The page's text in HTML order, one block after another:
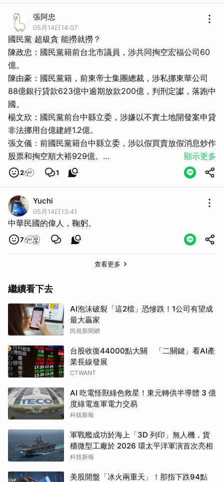
張阿忠
05月14日14:07
國民黨 超級貪 能撈就撈？
陳政忠：國民黨籍前台北市議員，涉共同掏空宏福公司60
億。
陳由豪：國民黨籍，前東帝士集團總裁，涉私挪東華公司
88億銀行貸款623億中逾期放款200億，判刑定讞，落跑中
國。
楊文欣：國民黨前台中縣立委，涉嫌以不實土地開發案申貸
非法挪用台億建經1.2億。
張文儀：前國民黨籍台中縣立委，涉以假買賣放假消息炒作
股票和掏空順大裕929億。
張萬利：國民黨籍，前景文集團董事長，涉行賄超貸掏空景
王又曾：前國民黨中常委，掏空力霸集團百億，判刑定讞，
落跑海外。
王玉雲：前國民黨籍高雄市長，涉中興銀行超貸案違法放貸
80億。
王志雄：前國民黨籍高雄市立委，涉中興銀行超貸案涉嫌違
法放貸126億造成97億呆帳。
國８９年期間惡意積欠廠商一億五千多萬元。
產共約12億，判刑定讞。
王素筠 國民黨籍，涉嫌協助前國民黨籍苗栗縣長何智輝非
法洗錢和隱匿非法超貸11億。
朱安雄；前國民黨籍高雄市議長，涉掏空安峰公司資金217
億和議長賄選，判刑定讞。
…
顯示更多
2 1
Yuchi
05月14日13:41
中華民國的偉人，鞠躬。
7
查看更多
繼續看下去
AI泡沫破裂「這2檔」恐慘跌！1公司有望成
最大贏家
民視新聞網
台股收復44000點大關 「二關鍵」看AI產
業長線發展
CTWANT
AI 吃電怪獸綠色救星！東元轉供半導體 3 億
度綠電進軍電力交易
科技新報
軍戰艦成功於海上「3D 列印」無人機，貨
櫃微型工廠於 2026 環太平洋軍演首次亮相
科技新報
美股開盤「冰火兩重天」！那指下跌94點